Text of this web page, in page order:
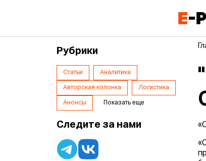
Рубрики
Статьи Аналитика
Авторская колонка Логистика
Анонсы Показать еще
Следите за нами